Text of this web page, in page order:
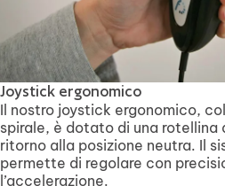
Joystick ergonomico
Il nostro joystick ergonomico,
spirale, è dotato di una
ritorno alla posizione neutra. Il
permette di regolare con
l’accelerazione.